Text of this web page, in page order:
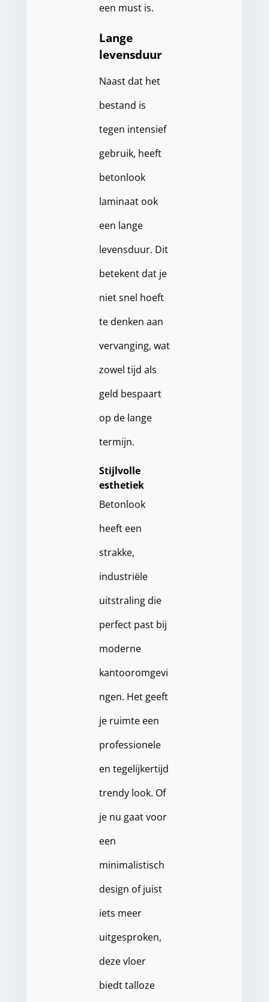
een must is.
Lange
levensduur
Naast dat het
bestand is
tegen intensief
gebruik, heeft
betonlook
laminaat ook
een lange
levensduur. Dit
betekent dat je
niet snel hoeft
te denken aan
vervanging, wat
zowel tijd als
geld bespaart
op de lange
termijn.
Stijlvolle
esthetiek
Betonlook
heeft een
strakke,
industriële
uitstraling die
perfect past bij
moderne
kantooromgevi
ngen. Het geeft
je ruimte een
professionele
en tegelijkertijd
trendy look. Of
je nu gaat voor
een
minimalistisch
design of juist
iets meer
uitgesproken,
deze vloer
biedt talloze